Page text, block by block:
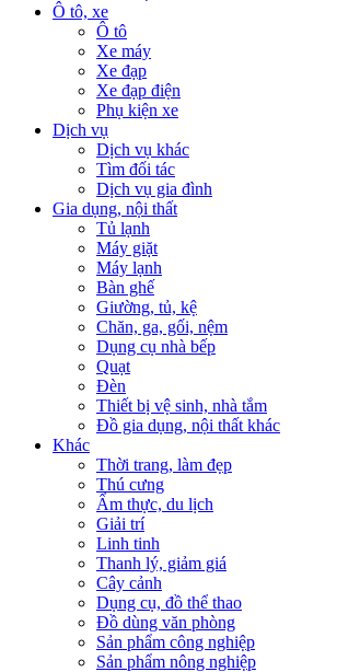
Ô tô, xe
Ô tô
Xe máy
Xe đạp
Xe đạp điện
Phụ kiện xe
Dịch vụ
Dịch vụ khác
Tìm đối tác
Dịch vụ gia đình
Gia dụng, nội thất
Tủ lạnh
Máy giặt
Máy lạnh
Bàn ghế
Giường, tủ, kệ
Chăn, ga, gối, nệm
Dụng cụ nhà bếp
Quạt
Đèn
Thiết bị vệ sinh, nhà tắm
Đồ gia dụng, nội thất khác
Khác
Thời trang, làm đẹp
Thú cưng
Ẩm thực, du lịch
Giải trí
Linh tinh
Thanh lý, giảm giá
Cây cảnh
Dụng cụ, đồ thể thao
Đồ dùng văn phòng
Sản phẩm công nghiệp
Sản phẩm nông nghiệp